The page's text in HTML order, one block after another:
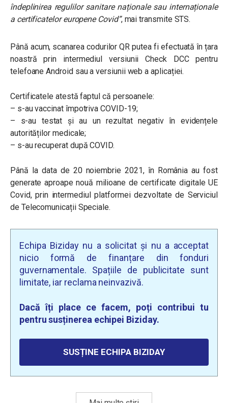
îndeplinirea regulilor sanitare naționale sau internaționale
a certificatelor europene Covid”, mai transmite STS.
Până acum, scanarea codurilor QR putea fi efectuată în țara
noastră prin intermediul versiunii Check DCC pentru
telefoane Android sau a versiunii web a aplicației.
Certificatele atestă faptul că persoanele:
– s-au vaccinat împotriva COVID-19;
– s-au testat și au un rezultat negativ în evidențele
autorităților medicale;
– s-au recuperat după COVID.
Până la data de 20 noiembrie 2021, în România au fost
generate aproape nouă milioane de certificate digitale UE
Covid, prin intermediul platformei dezvoltate de Serviciul
de Telecomunicații Speciale.
Echipa Biziday nu a solicitat și nu a acceptat
nicio formă de finanțare din fonduri
guvernamentale. Spațiile de publicitate sunt
limitate, iar reclama neinvazivă.
Dacă îți place ce facem, poți contribui tu
pentru susținerea echipei Biziday.
SUSȚINE ECHIPA BIZIDAY